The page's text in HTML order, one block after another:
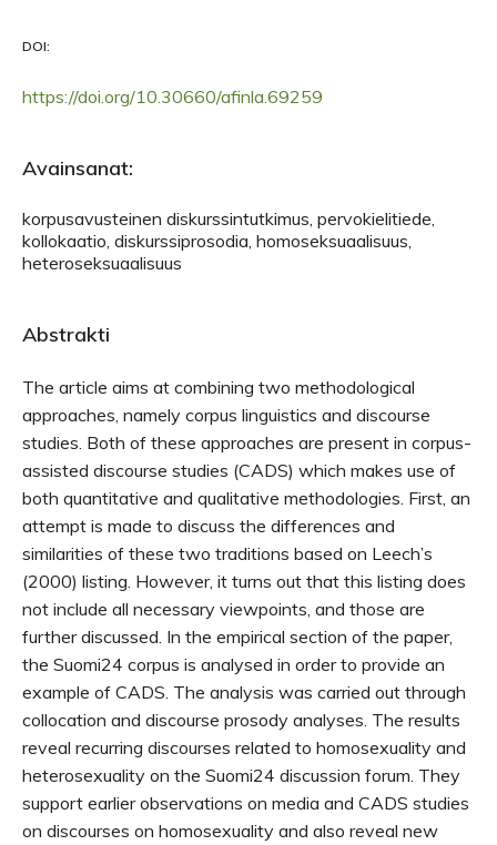
DOI:
https://doi.org/10.30660/afinla.69259
Avainsanat:
korpusavusteinen diskurssintutkimus, pervokielitiede,
kollokaatio, diskurssiprosodia, homoseksuaalisuus,
heteroseksuaalisuus
Abstrakti
The article aims at combining two methodological
approaches, namely corpus linguistics and discourse
studies. Both of these approaches are present in corpus-
assisted discourse studies (CADS) which makes use of
both quantitative and qualitative methodologies. First, an
attempt is made to discuss the differences and
similarities of these two traditions based on Leech’s
(2000) listing. However, it turns out that this listing does
not include all necessary viewpoints, and those are
further discussed. In the empirical section of the paper,
the Suomi24 corpus is analysed in order to provide an
example of CADS. The analysis was carried out through
collocation and discourse prosody analyses. The results
reveal recurring discourses related to homosexuality and
heterosexuality on the Suomi24 discussion forum. They
support earlier observations on media and CADS studies
on discourses on homosexuality and also reveal new